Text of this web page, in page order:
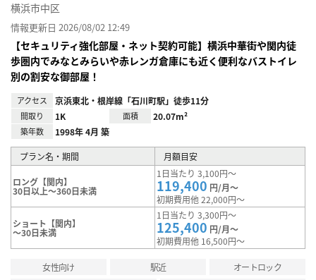
横浜市中区
情報更新日 2026/08/02 12:49
【セキュリティ強化部屋・ネット契約可能】横浜中華街や関内徒
歩圏内でみなとみらいや赤レンガ倉庫にも近く便利なバストイレ
別の割安な御部屋！
アクセス 京浜東北・根岸線「石川町駅」徒歩11分
間取り 1K 面積 20.07m²
築年数 1998年 4月 築
プラン名・期間 月額目安
ロング【関内】
30日以上～360日未満
1日当たり 3,100円～
119,400 円/月～
初期費用他 22,000円～
ショート【関内】
～30日未満
1日当たり 3,300円～
125,400 円/月～
初期費用他 16,500円～
女性向け 駅近
オートロック